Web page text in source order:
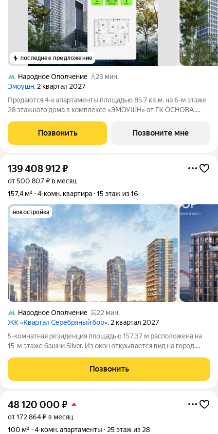
последнее предложение
Народное Ополчение
23 мин.
Эмоушн, 2 квартал 2027
Продаются 4-к апартаменты площадью 85.7 кв.м. на 6-м этаже
28 этажного дома в комплексе «ЭМОУШН» от ГК ОСНОВА.
бизнес-класса в престижном районе Хорошёво-Мнёвники
(СЗАО), новый выразительный акцент
Позвонить Позвоните мне
139 408 912₽
от 500 807 ₽ в месяц
157,4 м²
4-комн. квартира 15 этаж из 16
новостройка
Народное Ополчение
22 мин.
ЖК «Квартал Серебряный бор», 2 квартал 2027
5-комнатная резиденция площадью 157,37 м расположена на
15-м этаже башни Silver. Из окон открывается вид на город.
спальня, два санузла и гардеробная. Свободная планировка
позволяет адаптировать
Позвонить
48 120 000 ₽
от 172 864 ₽ в месяц
100 м²
4-комн. апартаменты 25 этаж из 28